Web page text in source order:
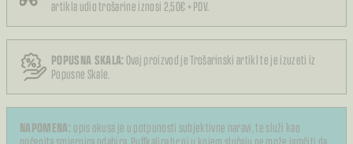
artikla udio trošarine iznosi 2,50€ + PDV.
POPUSNA SKALA: Ovaj proizvod je Trošarinski artikl te je izuzeti iz
Popusne Skale.
NAPOMENA: opis okusa je u potpunosti subjektivne naravi, te služi kao